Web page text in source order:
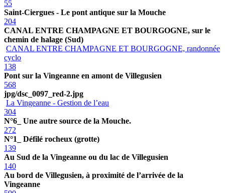
55
Saint-Ciergues - Le pont antique sur la Mouche
204
CANAL ENTRE CHAMPAGNE ET BOURGOGNE, sur le
chemin de halage (Sud)
CANAL ENTRE CHAMPAGNE ET BOURGOGNE, randonnée
cyclo
138
Pont sur la Vingeanne en amont de Villegusien
568
jpg/dsc_0097_red-2.jpg
La Vingeanne - Gestion de l’eau
304
N°6_ Une autre source de la Mouche.
272
N°1_ Défilé rocheux (grotte)
139
Au Sud de la Vingeanne ou du lac de Villegusien
140
Au bord de Villegusien, à proximité de l’arrivée de la
Vingeanne